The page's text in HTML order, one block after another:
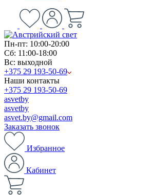
Пн-пт: 10:00-20:00
Сб: 11:00-18:00
Вс: выходной
+375 29 193-50-69
Наши контакты
+375 29 193-50-69
asvetby
asvetby
asvet.by@gmail.com
Заказать звонок
Избранное
Кабинет